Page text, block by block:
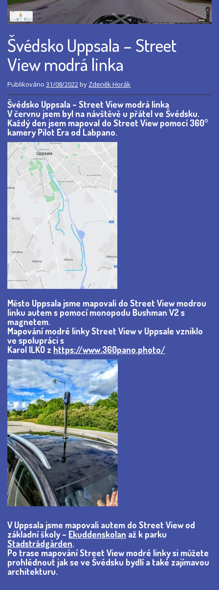
Švédsko Uppsala – Street
View modrá linka
Publikováno 31/08/2022by Zdeněk Horák
Švédsko Uppsala – Street View modrá linka
V červnu jsem byl na návštěvě u přátel ve Švédsku.
Každý den jsem mapoval do Street View pomocí 360°
kamery Pilot Era od Labpano.
Město Uppsala jsme mapovali do Street View modrou
linku autem s pomocí monopodu Bushman V2 s
magnetem.
Mapování modré linky Street View v Uppsale vzniklo
ve spolupráci s
Karol ILKO z https://www.360pano.photo/
V Uppsala jsme mapovali autem do Street View od
základní školy – Ekuddenskolan až k parku
Stadsträdgården.
Po trase mapování Street View modré linky si můžete
prohlédnout jak se ve Švédsku bydlí a také zajímavou
architekturu.